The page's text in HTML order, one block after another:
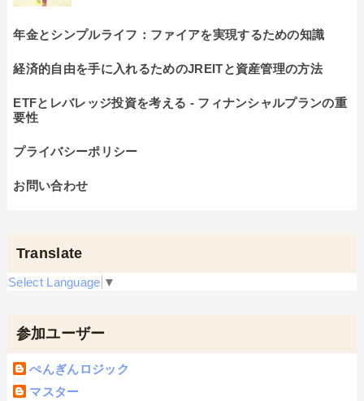
年金とシンプルライフ：ファイアを実現するための知識
経済的自由を手に入れるためのJREITと資産管理の方法
ETFとレバレッジ投資を考える - フィナンシャルプランの重
要性
プライバシーポリシー
お問い合わせ
Translate
Select Language ▼
参加ユーザー
ぺんぎんロジック
マスター